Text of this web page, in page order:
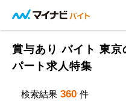
賞与あり バイト 東京
パート求人特集
検索結果 360 件